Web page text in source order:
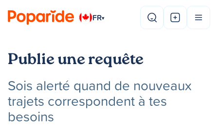
FR▾
Publie une requête
Sois alerté quand de nouveaux
trajets correspondent à tes
besoins